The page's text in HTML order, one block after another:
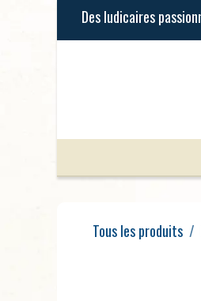
Se rendre au contenu
Tous les produits